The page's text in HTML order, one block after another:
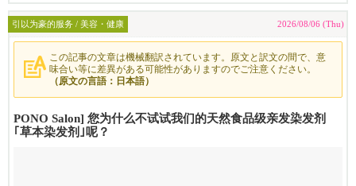
引以为豪的服务 / 美容・健康 2026/08/06 (Thu)
この記事の文章は機械翻訳されています。原文と訳文の間で、意
味合い等に差異がある可能性がありますのでご注意ください。
（原文の言語：日本語）
PONO Salon] 您为什么不试试我们的天然食品级亲发染发剂
｢草本染发剂｣呢？